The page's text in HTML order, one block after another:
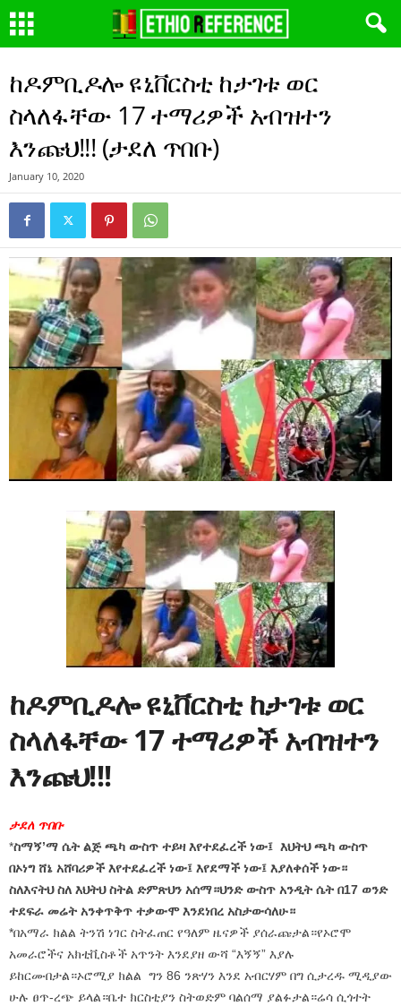
ከዶምቢዶሎ ዩኒቨርስቲ ከታገቱ ወር
ስላለፋቸው 17 ተማሪዎች አብዝተን
እንጩህ!!! (ታደለ ጥበቡ)
January 10, 2020
ከዶምቢዶሎ ዩኒቨርስቲ ከታገቱ ወር
ስላለፋቸው 17 ተማሪዎች አብዝተን
እንጩህ!!!
ታደለ ጥበቡ
*ስማኝ’ማ ሴት ልጅ ጫካ ውስጥ ተይዛ እየተደፈረች ነው፤ እህትህ ጫካ ውስጥ
በኦነግ ሸኔ አሸባሪዎች እየተደፈረች ነው፤ እየደማች ነው፤ እያለቀሰች ነው።
ስለእናትህ ስለ እህትህ ስትል ድምጽህን አሰማ።ህንድ ውስጥ አንዲት ሴት በ17 ወንድ
ተደፍራ መሬት አንቀጥቅጥ ተቃውሞ እንደነበረ አስታውሳለሁ።
*በአማራ ክልል ትንሽ ነገር ስትፈጠር የዓለም ዜናዎች ያሰራጩታል።የኦሮሞ
አመራሮችና አክቲቪስቶች አጥንት እንደያዘ ውሻ “እኝኝ” እያሉ
ይከርሙበታል።ኦሮሚያ ክልል ግን 86 ንጽሃን እንደ አብርሃም በግ ሲታረዱ ሚዲያው
ሁሉ ፀጥ-ረጭ ይላል።ቤተ ክርስቲያን ስትወድም ባልሰማ ያልፉታል።ሬሳ ሲጎተት